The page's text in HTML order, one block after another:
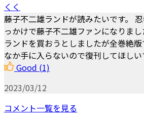
くく
藤子不二雄ランドが読みたいです。
っかけで藤子不二雄ファンになりま
ランドを買おうとしましたが全巻絶
なか手に入らないので復刊してほしい
Good (1)
2023/03/12
コメント一覧を見る